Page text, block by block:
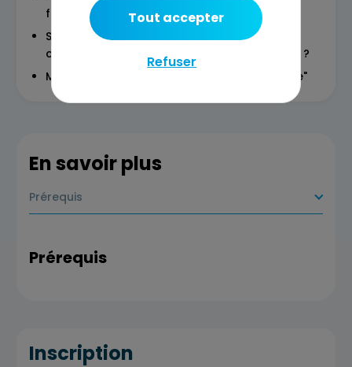
fonctionnelle et scénario métier
Suivi de projet, communication et animation,
conduite du changement Vous êtes le client ?
Mise en pratique autour d'un projet "fil rouge"
En savoir plus
Prérequis
Prérequis
Inscription
Refuser
Tout accepter